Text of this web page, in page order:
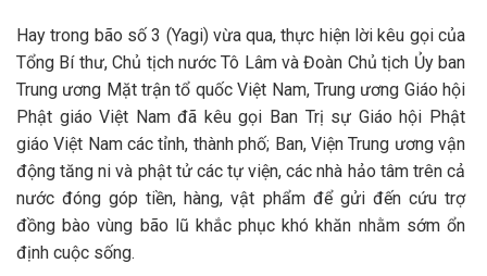
Hay trong bão số 3 (Yagi) vừa qua, thực hiện lời kêu gọi của
Tổng Bí thư, Chủ tịch nước Tô Lâm và Đoàn Chủ tịch Ủy ban
Trung ương Mặt trận tổ quốc Việt Nam, Trung ương Giáo hội
Phật giáo Việt Nam đã kêu gọi Ban Trị sự Giáo hội Phật
giáo Việt Nam các tỉnh, thành phố; Ban, Viện Trung ương vận
động tăng ni và phật tử các tự viện, các nhà hảo tâm trên cả
nước đóng góp tiền, hàng, vật phẩm để gửi đến cứu trợ
đồng bào vùng bão lũ khắc phục khó khăn nhằm sớm ổn
định cuộc sống.